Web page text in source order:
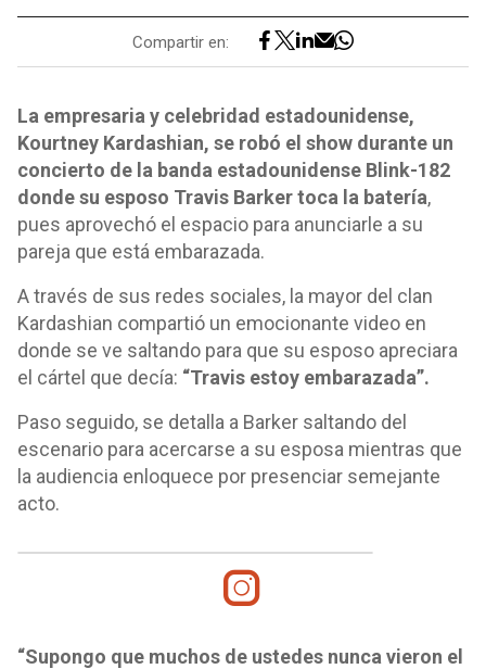
Compartir en:
La empresaria y celebridad estadounidense,
Kourtney Kardashian, se robó el show durante un
concierto de la banda estadounidense Blink-182
donde su esposo Travis Barker toca la batería,
pues aprovechó el espacio para anunciarle a su
pareja que está embarazada.
A través de sus redes sociales, la mayor del clan
Kardashian compartió un emocionante video en
donde se ve saltando para que su esposo apreciara
el cártel que decía: “Travis estoy embarazada”.
Paso seguido, se detalla a Barker saltando del
escenario para acercarse a su esposa mientras que
la audiencia enloquece por presenciar semejante
acto.
“Supongo que muchos de ustedes nunca vieron el